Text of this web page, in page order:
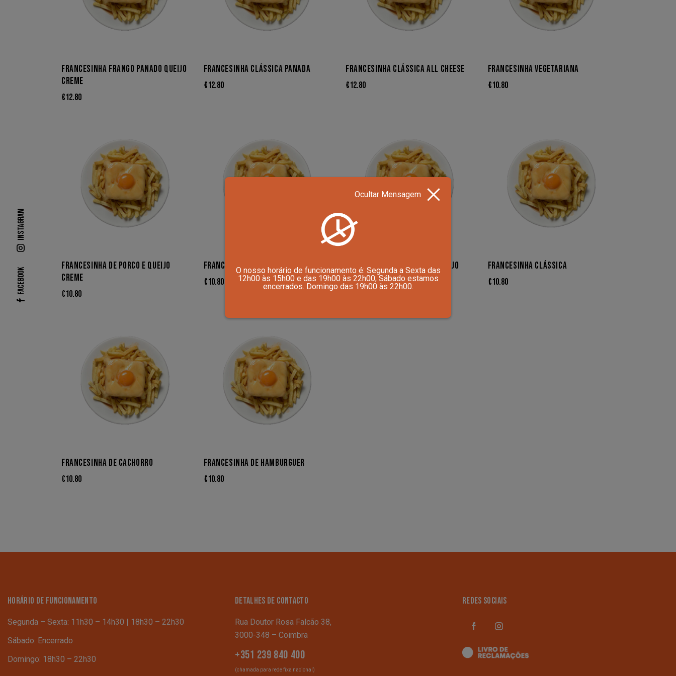
FRANCESINHA FRANGO PANADO QUEIJO
CREME
€12.80
FRANCESINHA CLÁSSICA PANADA
€12.80
FRANCESINHA CLÁSSICA ALL CHEESE
€12.80
FRANCESINHA VEGETARIANA
€10.80
FRANCESINHA DE PORCO E QUEIJO
CREME
€10.80
FRANCESINHA DE MIRANDELA
€10.80
FRANCESINHA DE FRANGO E QUEIJO
CREME
FRANCESINHA CLÁSSICA
€10.80
FRANCESINHA DE CACHORRO
€10.80
FRANCESINHA DE HAMBURGUER
€10.80
HORÁRIO DE FUNCIONAMENTO
Segunda – Sexta: 11h30 – 14h30 | 18h30 – 22h30
Sábado: Encerrado
Domingo: 18h30 – 22h30
DETALHES DE CONTACTO
Rua Doutor Rosa Falcão 38,
3000-348 – Coimbra
+351 239 840 400
(chamada para rede fixa nacional)
REDES SOCIAIS
Facebook
Instagram
Ocultar Mensagem
O nosso horário de funcionamento é: Segunda a Sexta das
12h00 às 15h00 e das 19h00 às 22h00; Sábado estamos
encerrados. Domingo das 19h00 às 22h00.